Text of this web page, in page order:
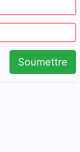
Soumettre